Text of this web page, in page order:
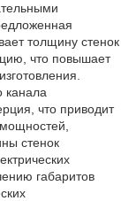
толщину стенок
что повышает
канала
что приводит
стенок
габаритов